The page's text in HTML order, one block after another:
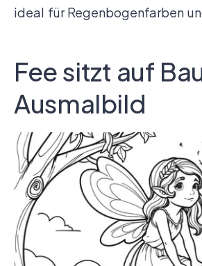
ideal für Regenbogenfarben
Fee sitzt auf
Ausmalbild